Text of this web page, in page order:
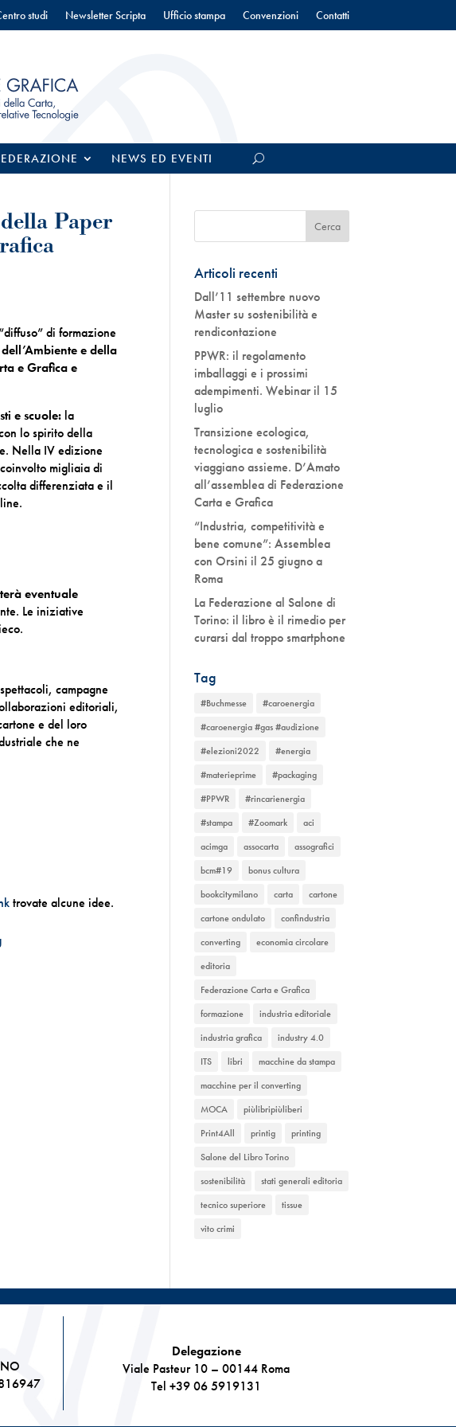
studi Newsletter Scripta Ufficio stampa Convenzioni Contatti
NEWS ED EVENTI
Paper
di formazione
e della
e Grafica e
e scuole: la
lo spirito della
Nella IV edizione
migliaia di
differenziata e il
eventuale
Le iniziative
campagne
editoriali,
e del loro
che ne
trovate alcune idee.
Articoli recenti
Dall’11 settembre nuovo
Master su sostenibilità e
rendicontazione
PPWR: il regolamento
imballaggi e i prossimi
adempimenti. Webinar il 15
luglio
Transizione ecologica,
tecnologica e sostenibilità
viaggiano assieme. D’Amato
all’assemblea di Federazione
Carta e Grafica
“Industria, competitività e
bene comune”: Assemblea
con Orsini il 25 giugno a
Roma
La Federazione al Salone di
Torino: il libro è il rimedio per
curarsi dal troppo smartphone
Tag
#Buchmesse
#caroenergia
#caroenergia #gas #audizione
#elezioni2022
#energia
#materieprime
#packaging
#PPWR
#rincarienergia
#stampa
#Zoomark
aci
acimga
assocarta
assografici
bcm#19
bonus cultura
bookcitymilano
carta
cartone
cartone ondulato
confindustria
converting
economia circolare
editoria
Federazione Carta e Grafica
formazione
industria editoriale
industria grafica
industry 4.0
ITS
libri
macchine da stampa
macchine per il converting
MOCA
piùlibripiùliberi
Print4All
printig
printing
Salone del Libro Torino
sostenibilità
stati generali editoria
tecnico superiore
tissue
vito crimi
Delegazione
Viale Pasteur 10 – 00144 Roma
Tel +39 06 5919131